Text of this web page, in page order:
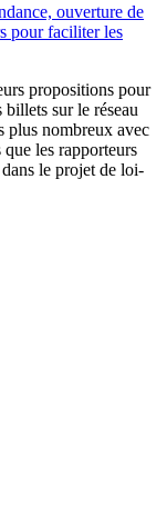
ouverture de
pour faciliter les
propositions pour
billets sur le réseau
plus nombreux avec
les rapporteurs
le projet de loi-